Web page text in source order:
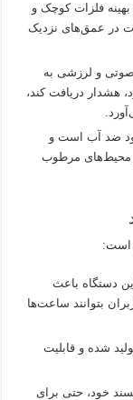
فلزات کوچک و
در عمق‌های نزدیک
صوتی و لرزشی به
هشدار دریافت کند،
ضد آب است و
محیط‌های مرطوب
است:
دستگاه باعث
بتوانند ساعت‌ها
شده و قابلیت
خود، حتی برای